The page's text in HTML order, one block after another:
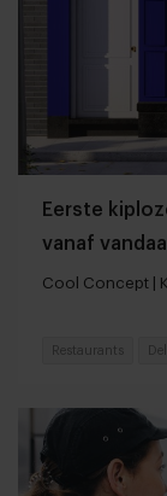
Eerste
vanaf
Cool Concept |
Restaurants